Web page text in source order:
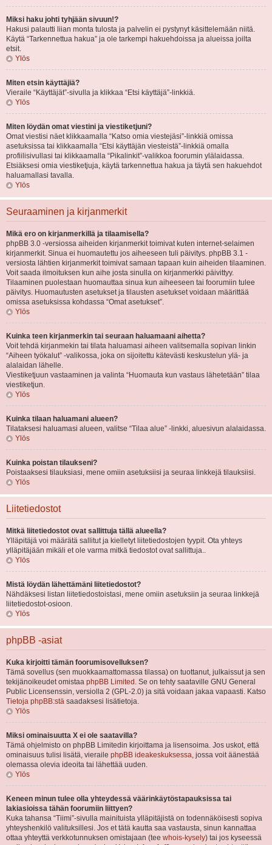
Miksi haku johti tyhjään sivuun!?
Hakusi palautti liian monta tulosta ja palvelin ei pystynyt käsittelemään niitä.
Käytä “Tarkennettua hakua” ja ole tarkempi hakuehdoissa ja alueissa joilta
etsit.
Ylös
Miten etsin käyttäjiä?
Vieraile “Käyttäjät”-sivulla ja klikkaa “Etsi käyttäjä”-linkkiä.
Ylös
Miten löydän omat viestini ja viestiketjuni?
Omat viestisi näet klikkaamalla “Katso omia viestejäsi”-linkkiä omissa
asetuksissa tai klikkaamalla “Etsi käyttäjän viesteistä”-linkkiä omalla
profiilisivullasi tai klikkaamalla “Pikalinkit”-valikkoa foorumin ylälaidassa.
Etsiäksesi omia viestiketjuja, käytä tarkennettua hakua ja täytä sen hakuehdot
haluamallasi tavalla.
Ylös
Seuraaminen ja kirjanmerkit
Mikä ero on kirjanmerkillä ja tilaamisella?
phpBB 3.0 -versiossa aiheiden kirjanmerkit toimivat kuten internet-selaimen
kirjanmerkit. Sinua ei huomautettu jos aiheeseen tuli päivitys. phpBB 3.1 -
versiosta lähtien kirjanmerkit toimivat samaan tapaan kuin aiheiden tilaaminen.
Voit saada ilmoituksen kun aihe josta sinulla on kirjanmerkki päivittyy.
Tilaaminen puolestaan huomauttaa sinua kun aiheeseen tai foorumiin tulee
päivitys. Huomautusten asetukset ja tilausten asetukset voidaan määrittää
omissa asetuksissa kohdassa “Omat asetukset”.
Ylös
Kuinka teen kirjanmerkin tai seuraan haluamaani aihetta?
Voit tehdä kirjanmekin tai tilata haluamasi aiheen valitsemalla sopivan linkin
“Aiheen työkalut” -valikossa, joka on sijoitettu kätevästi keskustelun ylä- ja
alalaidan lähelle.
Viestiketjuun vastaaminen ja valinta “Huomauta kun vastaus lähetetään” tilaa
viestiketjun.
Ylös
Kuinka tilaan haluamani alueen?
Tilataksesi haluamasi alueen, valitse “Tilaa alue” -linkki, aluesivun alalaidassa.
Ylös
Kuinka poistan tilaukseni?
Poistaaksesi tilauksiasi, mene omiin asetuksiisi ja seuraa linkkejä tilauksiisi.
Ylös
Liitetiedostot
Mitkä liitetiedostot ovat sallittuja tällä alueella?
Ylläpitäjä voi määrätä sallitut ja kielletyt liitetiedostojen tyypit. Ota yhteys
ylläpitäjään mikäli et ole varma mitkä tiedostot ovat sallittuja..
Ylös
Mistä löydän lähettämäni liitetiedostot?
Nähdäksesi listan liitetiedostoistasi, mene omiin asetuksiin ja seuraa linkkejä
liitetiedostot-osioon.
Ylös
phpBB -asiat
Kuka kirjoitti tämän foorumisovelluksen?
Tämä sovellus (sen muokkaamattomassa tilassa) on tuottanut, julkaissut ja sen
tekijänoikeudet omistaa phpBB Limited . Se on tehty saataville GNU General
Public Licensenssin, versiolla 2 (GPL-2.0) ja sitä voidaan jakaa vapaasti. Katso
Tietoja phpBB:stä saadaksesi lisätietoja.
Ylös
Miksi ominaisuutta X ei ole saatavilla?
Tämä ohjelmisto on phpBB Limitedin kirjoittama ja lisensoima. Jos uskot, että
ominaisuus tulisi lisätä, vieraile phpBB ideakeskuksessa, jossa voit äänestää
olemassa olevia ideoita tai lähettää uuden.
Ylös
Keneen minun tulee olla yhteydessä väärinkäytöstapauksissa tai
lakiasioissa tähän foorumiin liittyen?
Kuka tahansa “Tiimi”-sivulla mainituista ylläpitäjistä on todennäköisesti sopiva
yhteyshenkilö valituksillesi. Jos et tätä kautta saa vastausta, sinun kannattaa
ottaa yhteyttä verkkotunnuksen omistajaan (tee whois-kysely) tai jos kyseessä